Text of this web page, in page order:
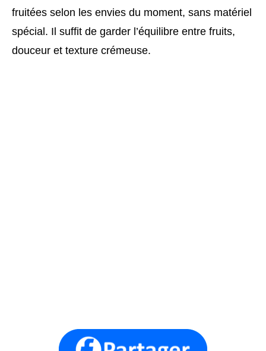
fruitées selon les envies du moment, sans matériel
spécial. Il suffit de garder l’équilibre entre fruits,
douceur et texture crémeuse.